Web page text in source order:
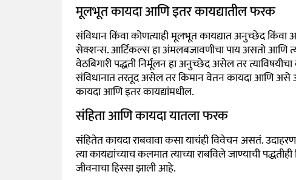
मूलभूत कायदा आणि इतर कायद्यातील फरक
संविधान किंवा कोणत्याही मूलभूत कायद्यात अनुच्छेद
सेक्शन्स. आर्टिकल्स हा अंमलबजावणीचा पाय असतो आणि
वेठबिगारी पद्धती निर्मूलन हा अनुच्छेद असेल तर त्याविषयीचा
संविधानात तरतूद असेल तर किमान वेतन कायदा आणि
कायदा आणि इतर कायद्यांमधील.
संहिता आणि कायदा यातला फरक
संहितेत कायदा राबवावा कसा याचंही विवेचन असतं.
त्या कायद्यांच्याच कलमात त्याच्या राबविले जाण्याची
जीवनाचा हिस्सा झाली आहे.